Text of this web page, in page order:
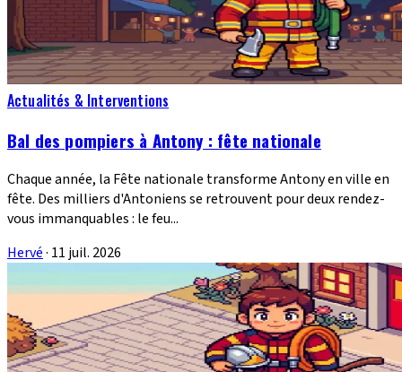
Actualités & Interventions
Bal des pompiers à Antony : fête nationale
Chaque année, la Fête nationale transforme Antony en ville en
fête. Des milliers d'Antoniens se retrouvent pour deux rendez-
vous immanquables : le feu...
Hervé· 11 juil. 2026